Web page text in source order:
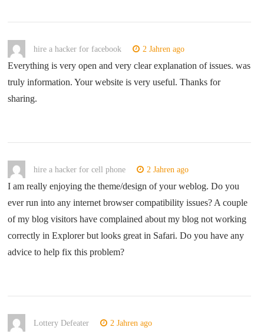
hire a hacker for facebook 2 Jahren ago
Everything is very open and very clear explanation of issues. was
truly information. Your website is very useful. Thanks for
sharing.
hire a hacker for cell phone 2 Jahren ago
I am really enjoying the theme/design of your weblog. Do you
ever run into any internet browser compatibility issues? A couple
of my blog visitors have complained about my blog not working
correctly in Explorer but looks great in Safari. Do you have any
advice to help fix this problem?
Lottery Defeater 2 Jahren ago